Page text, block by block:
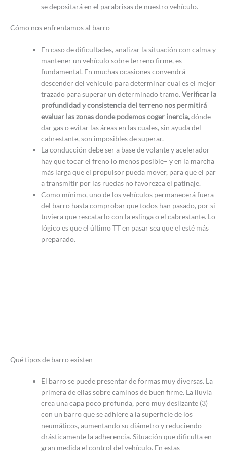
se depositará en el parabrisas de nuestro vehículo.
Cómo nos enfrentamos al barro
En caso de dificultades, analizar la situación con calma y
mantener un vehículo sobre terreno firme, es
fundamental. En muchas ocasiones convendrá
descender del vehículo para determinar cual es el mejor
trazado para superar un determinado tramo.Verificar la
profundidad y consistencia del terreno nos permitirá
evaluar las zonas donde podemos coger inercia,dónde
dar gas o evitar las áreas en las cuales, sin ayuda del
cabrestante, son imposibles de superar.
La conducción debe ser a base de volante y acelerador –
hay que tocar el freno lo menos posible– y en la marcha
más larga que el propulsor pueda mover, para que el par
a transmitir por las ruedas no favorezca el patinaje.
Como mínimo, uno de los vehículos permanecerá fuera
del barro hasta comprobar que todos han pasado, por si
tuviera que rescatarlo con la eslinga o el cabrestante. Lo
lógico es que el último TT en pasar sea que el esté más
preparado.
Qué tipos de barro existen
El barro se puede presentar de formas muy diversas. La
primera de ellas sobre caminos de buen firme. La lluvia
crea una capa poco profunda, pero muy deslizante (3)
con un barro que se adhiere a la superficie de los
neumáticos, aumentando su diámetro y reduciendo
drásticamente la adherencia. Situación que dificulta en
gran medida el control del vehículo. En estas